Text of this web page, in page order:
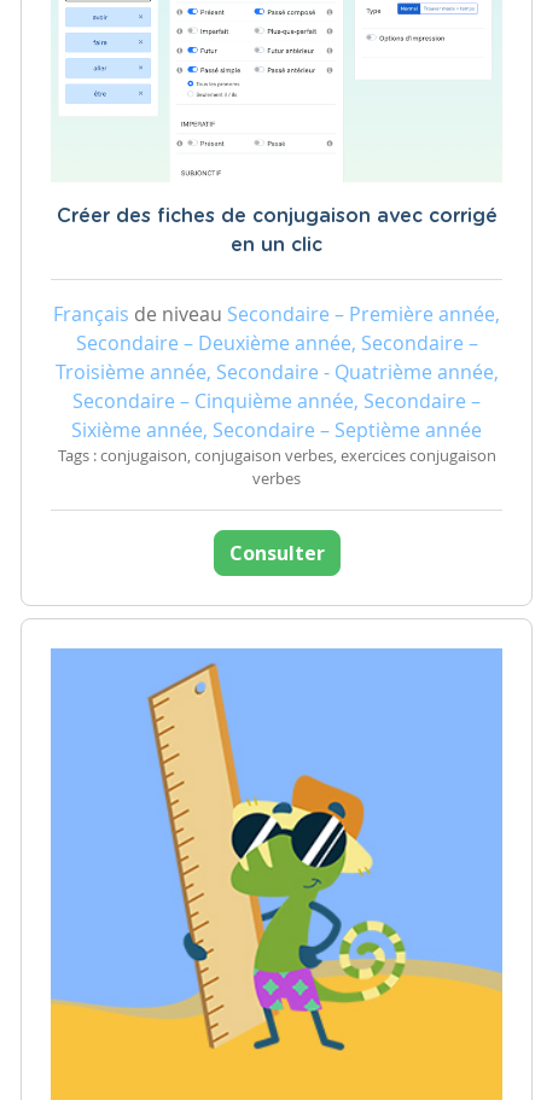
Créer des fiches de conjugaison avec corrigé
en un clic
Français de niveau Secondaire – Première année,
Secondaire – Deuxième année, Secondaire –
Troisième année, Secondaire - Quatrième année,
Secondaire – Cinquième année, Secondaire –
Sixième année, Secondaire – Septième année
Tags : conjugaison, conjugaison verbes, exercices conjugaison
verbes
Consulter